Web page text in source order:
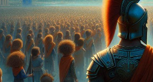
TRUFFE E SOCIAL NETWORK
CLIMA ED ENERGIA